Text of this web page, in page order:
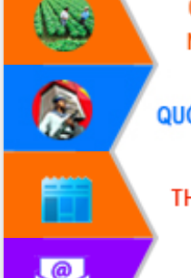
Tháo gỡ những vướng mắc, đẩy mạnh
công tác cải cách thủ tục hành chính
tại Trung tâm Phục vụ hành chính
công tỉnh
Đắk Lắk: Tôn vinh 46 giải pháp tại Hội
thi Sáng tạo Kỹ thuật 2024 - 2025
Đắk Lắk rà soát, điều chỉnh Đề án 190
về phát triển nuôi trồng thủy sản
Phó Chủ tịch UBND tỉnh Đắk Lắk
Trương Công Thái kiểm tra thực địa
Dự án cao tốc Khánh Hòa - Buôn Ma
Thuột
Định vị cà phê Việt Nam như một “di
sản sống” trong dòng chảy toàn cầu